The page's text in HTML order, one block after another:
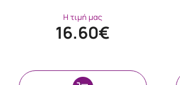
Η τιμή μας
16.60€